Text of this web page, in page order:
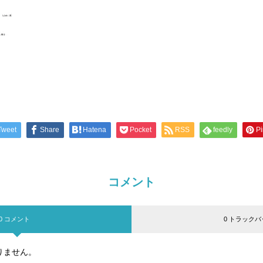
Share Hatena Pocket RSS feedly
コメント
コメント 0 トラックバ
せん。